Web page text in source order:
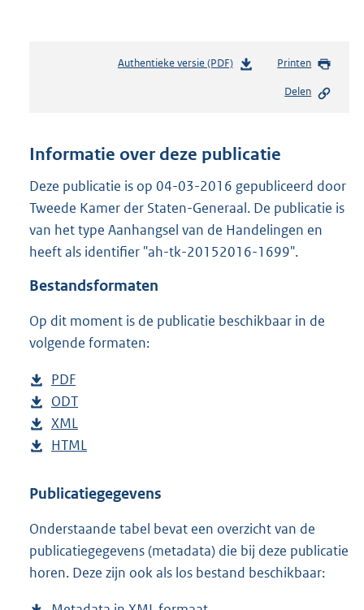
Authentieke versie (PDF)b
n
s
r
o
o
:
Printen
Delen
Informatie over deze publicatie
Deze publicatie is op 04-03-2016 gepubliceerd door
Tweede Kamer der Staten-Generaal. De publicatie is
van het type Aanhangsel van de Handelingen en
heeft als identifier "ah-tk-20152016-1699".
Bestandsformaten
Op dit moment is de publicatie beschikbaar in de
volgende formaten:
D
o
w
n
o
d
p
u
PDF
e
s
t
n
s
g
r
D
o
w
l
a
d
p
ODT
s
a
d
s
g
D
o
n
o
a
d
XML
e
t
n
d
s
D
w
l
o
a
HTML
s
a
n
d
Publicatiegegevens
Onderstaande tabel bevat een overzicht van de
publicatiegegevens (metadata) die bij deze publicatie
horen. Deze zijn ook als los bestand beschikbaar: